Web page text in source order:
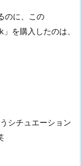
のに、この
を購入したのは、
シチュエーション